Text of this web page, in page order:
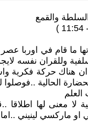
ما قام في اوربا
ان هناك حركة
الحالية ..فوصلوا
لا معنى لها
او ماركسي لينيني